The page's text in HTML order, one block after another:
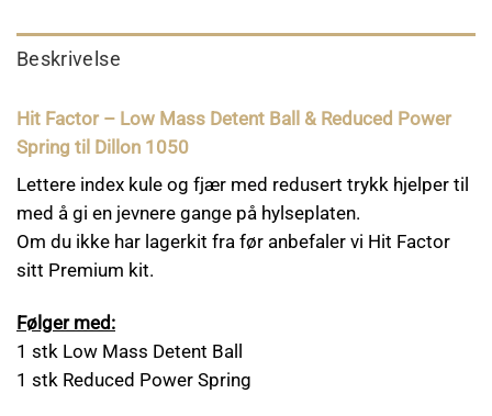
Beskrivelse
Hit Factor – Low Mass Detent Ball & Reduced Power
Spring til Dillon 1050
Lettere index kule og fjær med redusert trykk hjelper til
med å gi en jevnere gange på hylseplaten.
Om du ikke har lagerkit fra før anbefaler vi Hit Factor
sitt Premium kit.
Følger med:
1 stk Low Mass Detent Ball
1 stk Reduced Power Spring